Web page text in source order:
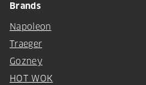
Brands
Napoleon
Traeger
Gozney
HOT WOK